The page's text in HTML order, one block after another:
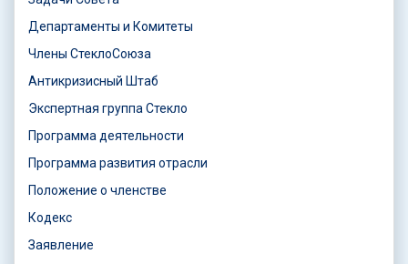
Департаменты и Комитеты
Члены СтеклоСоюза
Антикризисный Штаб
Экспертная группа Стекло
Программа деятельности
Программа развития отрасли
Положение о членстве
Кодекс
Заявление